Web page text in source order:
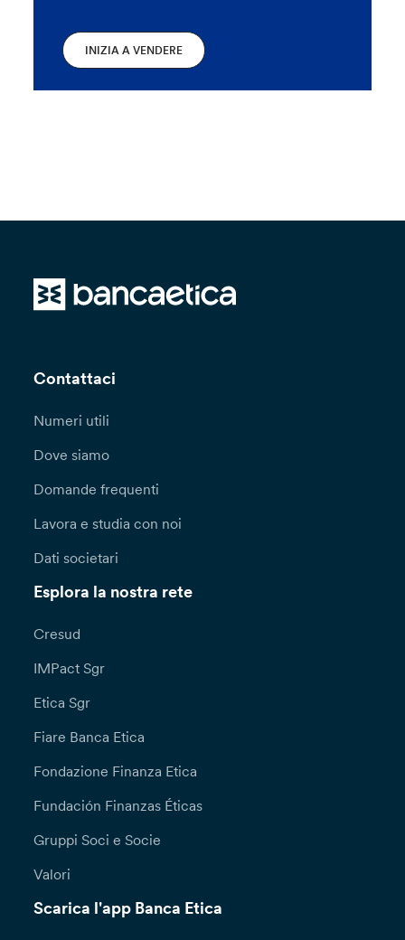
INIZIA A VENDERE
Contattaci
Numeri utili
Dove siamo
Domande frequenti
Lavora e studia con noi
Dati societari
Esplora la nostra rete
Cresud
IMPact Sgr
Etica Sgr
Fiare Banca Etica
Fondazione Finanza Etica
Fundación Finanzas Éticas
Gruppi Soci e Socie
Valori
Scarica l'app Banca Etica